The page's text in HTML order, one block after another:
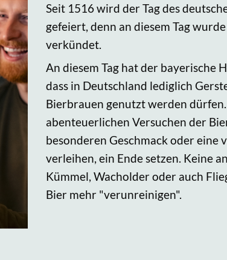
Seit 1516 wird der Tag des
gefeiert, denn an diesem Tag
verkündet.
An diesem Tag hat der bayerische
dass in Deutschland lediglich
Bierbrauen genutzt werden
abenteuerlichen Versuchen der
besonderen Geschmack oder eine
verleihen, ein Ende setzen. Keine
Kümmel, Wacholder oder auch
Bier mehr "verunreinigen".